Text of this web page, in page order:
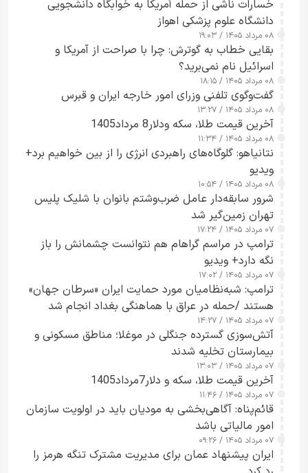
خسارات ناشی از حمله آمریکا به خوابگاه دانشجویی
دانشگاه علوم پزشکی اهواز
۰۸ مرداد ۱۴۰۵ / ۱۹:۰۳
بقایی خطاب به گوترش: چرا با صراحت از آمریکا و
اسرائیل نام نمی‌برید؟
۰۸ مرداد ۱۴۰۵ / ۱۸:۱۵
گفت‌وگوی تلفنی وزرای امور خارجه ایران و قبرس
۰۸ مرداد ۱۴۰۵ / ۱۳:۲۷
آخرین قیمت طلا، سکه ودلار8 مرداد1405
۰۸ مرداد ۱۴۰۵ / ۱۱:۳۴
نتانیاهو: گلوگاه‌های راهبردی انرژی را از بین خواهیم برد+
ویدیو
۰۸ مرداد ۱۴۰۵ / ۱۰:۵۴
شرور سابقه‌دار عامل ضرب‌وشتم بانوان با شلیک پلیس
تهران زمین‌گیر شد
۰۷ مرداد ۱۴۰۵ / ۱۷:۲۴
ترامپ در مراسم گراهام هم نتوانست چشمانش را باز
نگه دارد+ ویدیو
۰۷ مرداد ۱۴۰۵ / ۱۷:۰۲
ترامپ: شبه‌نظامیان مورد حمایت ایران «سرطان جهان»
هستند /حمله در عراق با هماهنگی بغداد انجام شد
۰۷ مرداد ۱۴۰۵ / ۱۴:۲۷
آتش‌سوزی گسترده جنگلی در موغلا؛ مناطق مسکونی و
بیمارستان تخلیه شدند
۰۷ مرداد ۱۴۰۵ / ۱۳:۰۳
آخرین قیمت طلا، سکه و دلار7مرداد1405
۰۷ مرداد ۱۴۰۵ / ۱۱:۴۶
قائم‌پناه: آگاهی‌بخشی به مودیان باید در اولویت سازمان
امور مالیاتی باشد
۰۷ مرداد ۱۴۰۵ / ۰۹:۲۶
ایران پیشنهاد عمان برای مدیریت مشترک تنگه هرمز را